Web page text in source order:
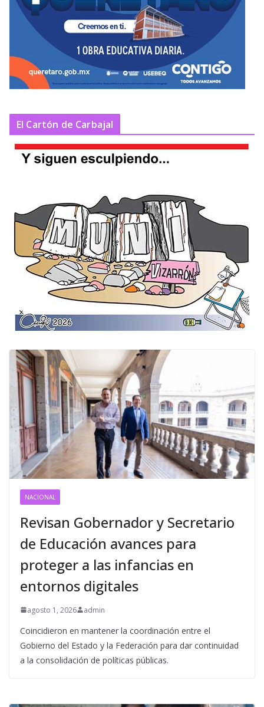
El Cartón de Carbajal
NACIONAL
Revisan Gobernador y Secretario
de Educación avances para
proteger a las infancias en
entornos digitales
agosto 1, 2026 admin
Coincidieron en mantener la coordinación entre el
Gobierno del Estado y la Federación para dar continuidad
a la consolidación de políticas públicas.